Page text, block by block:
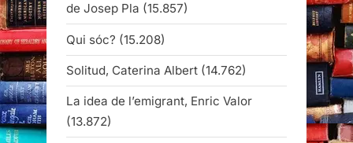
de Josep Pla (15.857)
Qui sóc? (15.208)
Solitud, Caterina Albert (14.762)
La idea de l’emigrant, Enric Valor
(13.872)